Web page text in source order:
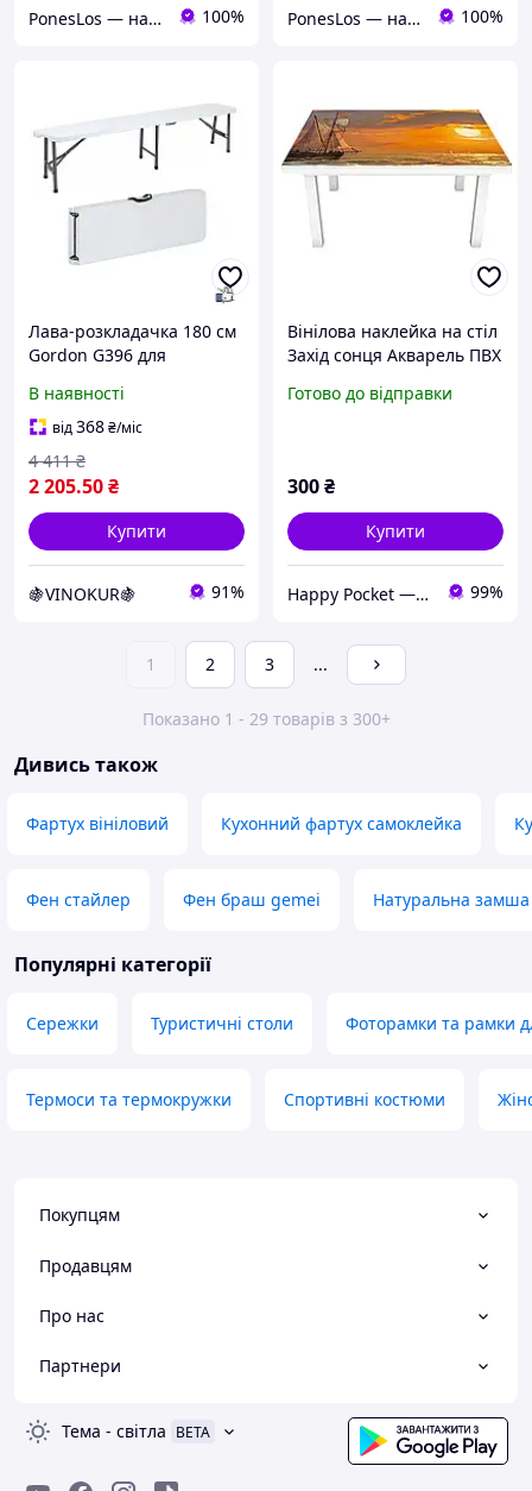
PonesLos ― наклейки, кухонні фартухи, декор приміщень 100% PonesLos ― наклейки, кухонні фартухи, декор приміщень 100%
Лава-розкладачка 180 см
Gordon G396 для
будь-якому заході
В наявності
від368₴/міс
2 205.50₴
4 411 ₴
Купити
🍇VINOKUR🍇 91%
Вінілова наклейка на стіл
Захід сонця Акварель ПВХ
корабель сонце картина
Готово до відправки
300₴
Купити
Happy Pocket ― наклейки, кухонні фартухи, 3Д-панелі, підлога-пазл 99%
1 2 3 ...
Показано 1 - 29 товарів з 300+
Дивись також
Фартух вініловий Кухонний фартух самоклейка
Фен стайлер Фен браш gemei Натуральна замша
Популярні категорії
Сережки Туристичні столи Фоторамки та рамки
Термоси та термокружки Спортивні костюми
Покупцям
Продавцям
Про нас
Партнери
Тема - світла BETA